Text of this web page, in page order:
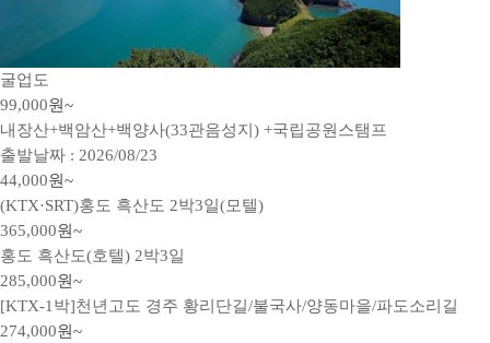
굴업도
99,000원~
내장산+백암산+백양사(33관음성지) +국립공원스탬프
출발날짜 : 2026/08/23
44,000원~
(KTX·SRT)홍도 흑산도 2박3일(모텔)
365,000원~
홍도 흑산도(호텔) 2박3일
285,000원~
[KTX-1박]천년고도 경주 황리단길/불국사/양동마을/파도소리길
274,000원~